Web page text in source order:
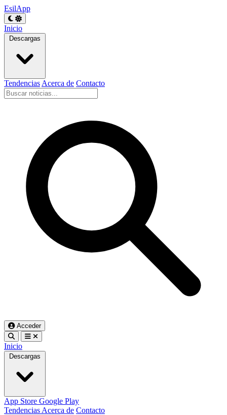
EsilApp
Inicio
Descargas
Tendencias Acerca de Contacto
Acceder
Inicio
Descargas
App Store Google Play
Tendencias Acerca de Contacto